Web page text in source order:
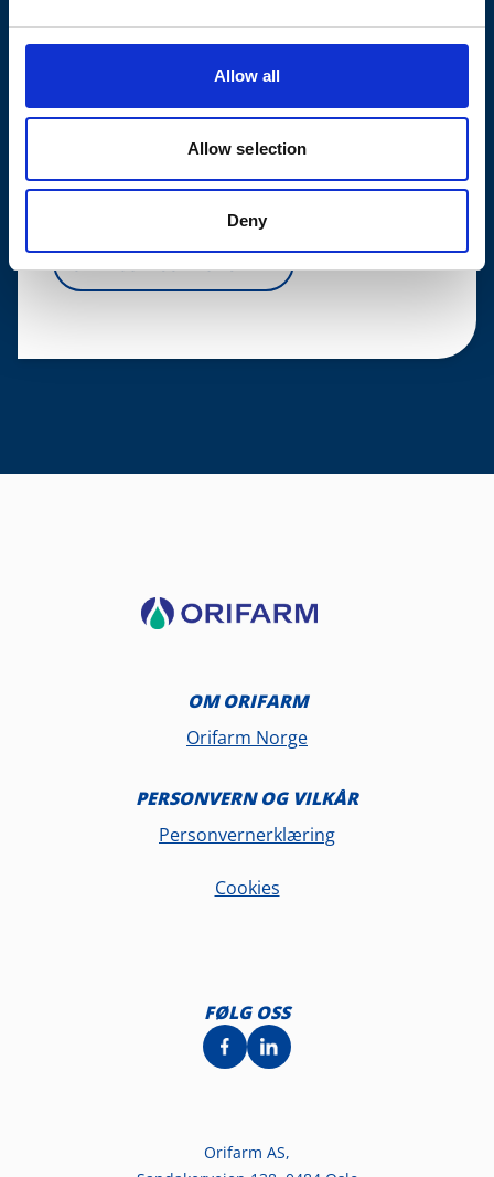
Allow all
Allow selection
Deny
Nycoplus - kosttilskudd til
hele familien
OM ORIFARM
Orifarm Norge
PERSONVERN OG VILKÅR
Personvernerklæring
Cookies
FØLG OSS
Orifarm AS,